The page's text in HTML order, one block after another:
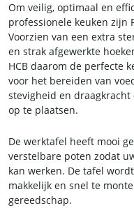
Om veilig, optimaal en
professionele keuken zijn
Voorzien van een extra
en strak afgewerkte
HCB daarom de perfecte
voor het bereiden van
stevigheid en
op te plaatsen.
De werktafel heeft mooi
verstelbare poten zodat
kan werken. De tafel
makkelijk en snel te
gereedschap.